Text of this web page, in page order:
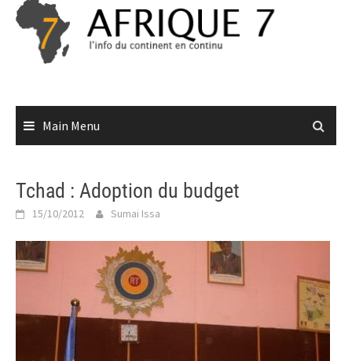
Skip
content
Main Menu
Tchad : Adoption du budget
15/10/2012 Sumai Issa